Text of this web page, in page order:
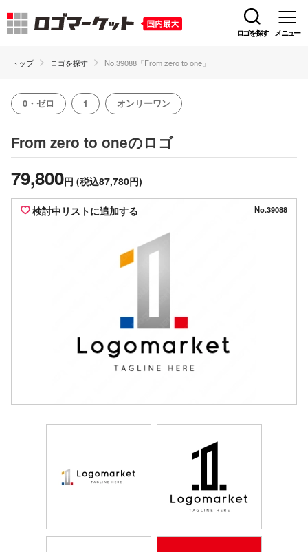
ロゴを探す メニュー
トップ ロゴを探す No.39088「From zero to one」
0・ゼロ 1 オンリーワン
From zero to oneのロゴ
79,800円 (税込87,780円)
検討中リストに追加する No.39088